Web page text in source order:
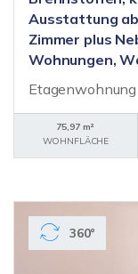
Ausstattung ab
Zimmer plus
Wohnungen,
Etagenwohnung
75,97 m²
WOHNFLÄCHE
360°